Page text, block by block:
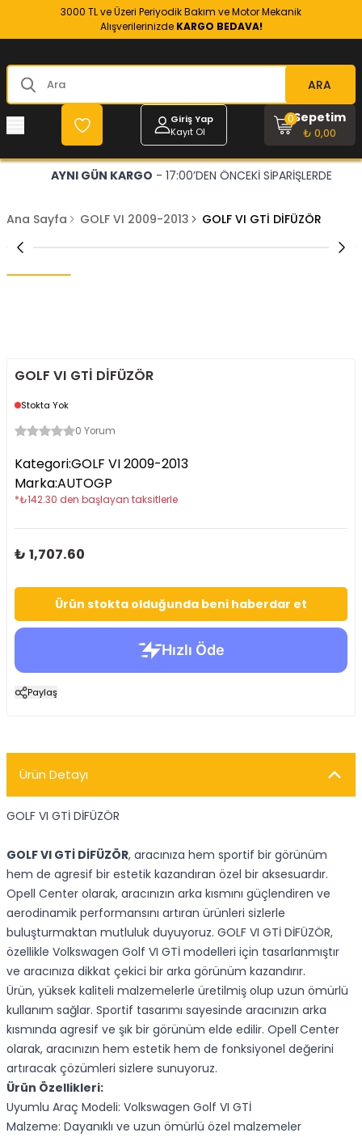
3000 TL ve Üzeri Periyodik Bakım ve Motor Mekanik
Alışverilerinizde KARGO BEDAVA!
ARA
Giriş Yap
Kayıt Ol
Sepetim
₺ 0,00
0
AYNI GÜN KARGO - 17:00’DEN ÖNCEKİ SİPARİŞLERDE
Ana Sayfa GOLF VI 2009-2013 GOLF VI GTİ DİFÜZÖR
GOLF VI GTİ DİFÜZÖR
Stokta Yok
0 Yorum
Kategori:GOLF VI 2009-2013
Marka:AUTOGP
*₺142.30 den başlayan taksitlerle
₺ 1,707.60
Ürün stokta olduğunda beni haberdar et
Paylaş
Ürün Detayı
GOLF VI GTİ DİFÜZÖR
GOLF VI GTİ DİFÜZÖR, aracınıza hem sportif bir görünüm
hem de agresif bir estetik kazandıran özel bir aksesuardır.
Opell Center olarak, aracınızın arka kısmını güçlendiren ve
aerodinamik performansını artıran ürünleri sizlerle
buluşturmaktan mutluluk duyuyoruz. GOLF VI GTİ DİFÜZÖR,
özellikle Volkswagen Golf VI GTİ modelleri için tasarlanmıştır
ve aracınıza dikkat çekici bir arka görünüm kazandırır.
Ürün, yüksek kaliteli malzemelerle üretilmiş olup uzun ömürlü
kullanım sağlar. Sportif tasarımı sayesinde aracınızın arka
kısmında agresif ve şık bir görünüm elde edilir. Opell Center
olarak, aracınızın hem estetik hem de fonksiyonel değerini
artıracak çözümleri sizlere sunuyoruz.
Ürün Özellikleri:
Uyumlu Araç Modeli: Volkswagen Golf VI GTİ
Malzeme: Dayanıklı ve uzun ömürlü özel malzemeler